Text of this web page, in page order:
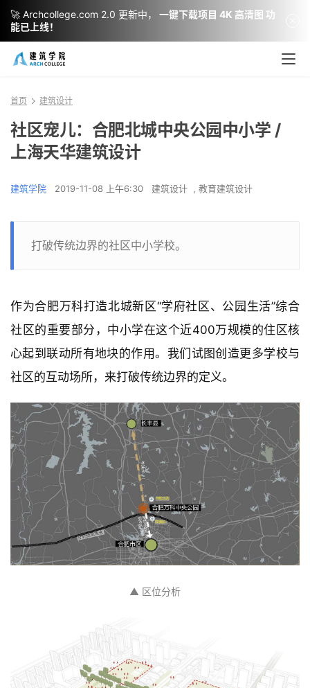
首页 建筑设计
社区宠儿：合肥北城中央公园中小学 /
上海天华建筑设计
建筑学院 2019-11-08 上午6:30 建筑设计 , 教育建筑设计
打破传统边界的社区中小学校。
作为合肥万科打造北城新区“学府社区、公园生活”综合
社区的重要部分，中小学在这个近400万规模的住区核
心起到联动所有地块的作用。我们试图创造更多学校与
社区的互动场所，来打破传统边界的定义。
▲ 区位分析
🚀 Archcollege.com 2.0 更新中，
一键下载项目 4K 高清图 功
能已上线！